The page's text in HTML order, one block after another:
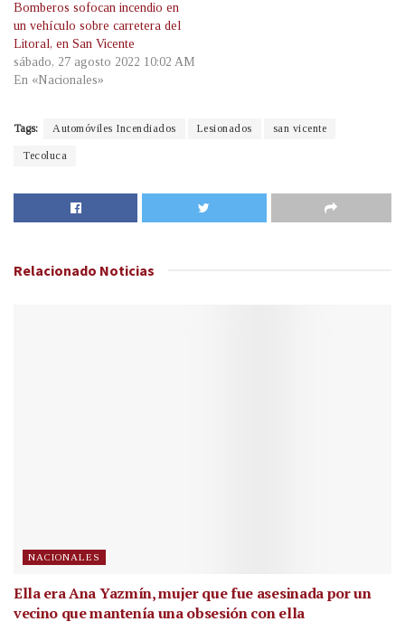
Bomberos sofocan incendio en
un vehículo sobre carretera del
Litoral, en San Vicente
sábado, 27 agosto 2022 10:02 AM
En «Nacionales»
Tags: Automóviles Incendiados Lesionados san vicente
Tecoluca
Relacionado Noticias
NACIONALES
Ella era Ana Yazmín, mujer que fue asesinada por un
vecino que mantenía una obsesión con ella